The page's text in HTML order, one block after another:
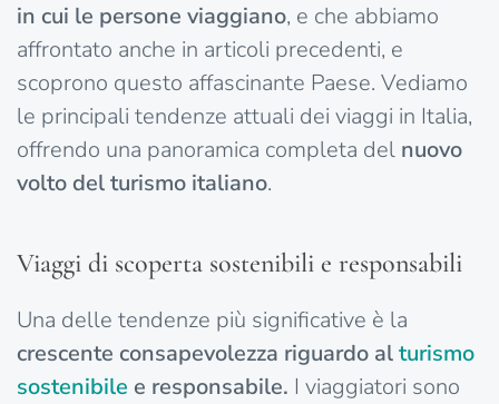
in cui le persone viaggiano, e che abbiamo
affrontato anche in articoli precedenti, e
scoprono questo affascinante Paese. Vediamo
le principali tendenze attuali dei viaggi in Italia,
offrendo una panoramica completa del nuovo
volto del turismo italiano.
Viaggi di scoperta sostenibili e responsabili
Una delle tendenze più significative è la
crescente consapevolezza riguardo alturismo
sostenibile e responsabile. I viaggiatori sono